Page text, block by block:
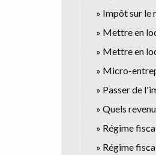
Impôt sur le
Mettre en
Mettre en
Micro-
Passer de
Quels
Régime
Régime